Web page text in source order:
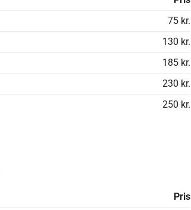
75 kr.
130 kr.
185 kr.
230 kr.
250 kr.
Pris